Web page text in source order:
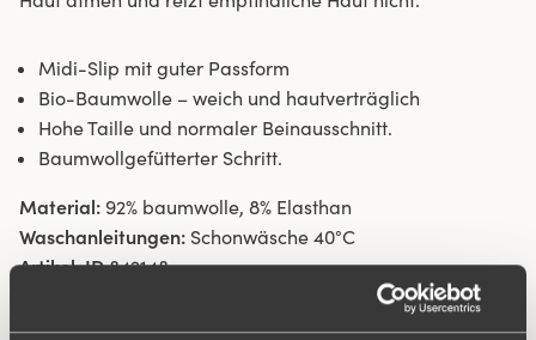
Midi-Slip mit guter Passform
Bio-Baumwolle – weich und hautverträglich
Hohe Taille und normaler Beinausschnitt.
Baumwollgefütterter Schritt.
Material: 92% baumwolle, 8% Elasthan
Waschanleitungen: Schonwäsche 40°C
Artikel-ID 842148